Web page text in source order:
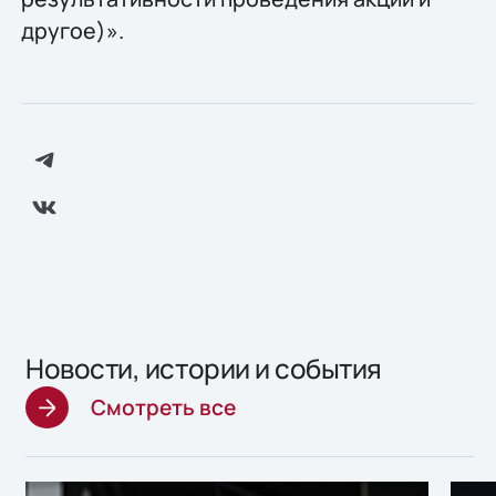
другое)».
Новости, истории и события
Смотреть все